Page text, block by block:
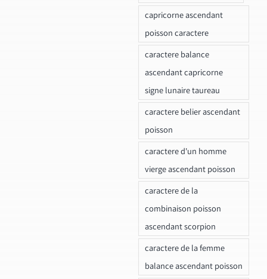
capricorne ascendant
poisson caractere
caractere balance
ascendant capricorne
signe lunaire taureau
caractere belier ascendant
poisson
caractere d'un homme
vierge ascendant poisson
caractere de la
combinaison poisson
ascendant scorpion
caractere de la femme
balance ascendant poisson